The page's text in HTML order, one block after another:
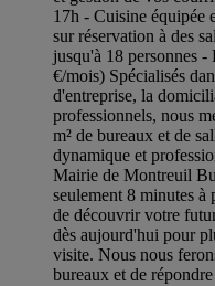
17h - Cuisine équipée
sur réservation à des
jusqu'à 18 personnes
€/mois) Spécialisés
d'entreprise, la
professionnels, nous
m² de bureaux et de
dynamique et
Mairie de Montreuil
seulement 8 minutes
de découvrir votre
dès aujourd'hui pour
visite. Nous nous
bureaux et de